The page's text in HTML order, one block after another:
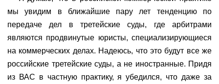
мы увидим в ближайшие пару лет тенденцию по
передаче дел в третейские суды, где арбитрами
являются продвинутые юристы, специализирующиеся
на коммерческих делах. Надеюсь, что это будут все же
российские третейские суды, а не иностранные. Придя
из ВАС в частную практику, я убедился, что даже за